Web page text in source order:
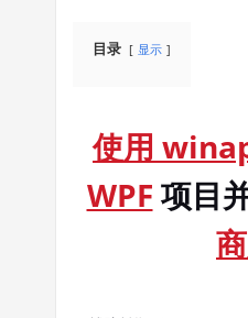
目录 显示
使用
WPF 项目